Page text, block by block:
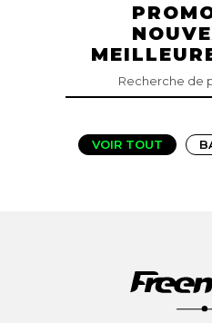
RECHERCHE
POUR :
VOIR TOUT
GYRO ROUE